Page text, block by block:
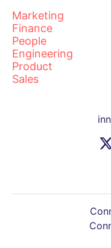
Marketing
Finance
People
Engineering
Product
Sales